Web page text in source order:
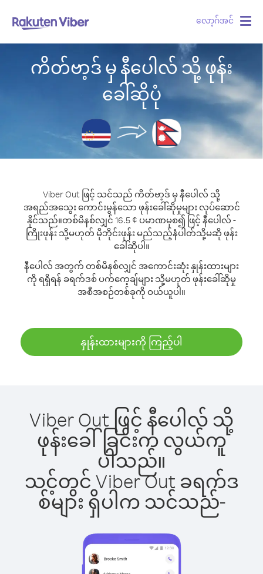
လော့ဂ်အင်
ကိတ်ဗာ့ဒ် မှ နီပေါလ် သို့ ဖုန်း
ခေါ်ဆိုပုံ
Viber Out ဖြင့် သင်သည် ကိတ်ဗာ့ဒ် မှ နီပေါလ် သို့
အရည်အသွေး ကောင်းမွန်သော ဖုန်းခေါ်ဆိုမှုများ လုပ်ဆောင်
နိုင်သည်။တစ်မိနစ်လျှင် 16.5 ¢ ပမာဏမှစ၍ ဖြင့် နီပေါလ် -
ကြိုးဖုန်း သို့မဟုတ် မိုဘိုင်းဖုန်း မည်သည့်နံပါတ်သို့မဆို ဖုန်း
ခေါ်ဆိုပါ။
နီပေါလ် အတွက် တစ်မိနစ်လျှင် အကောင်းဆုံး နှုန်းထားများ
ကို ရရှိရန် ခရက်ဒစ် ပက်ကေ့ချ်များ သို့မဟုတ် ဖုန်းခေါ်ဆိုမှု
အစီအစဉ်တစ်ခုကို ဝယ်ယူပါ။
နှုန်းထားများကို ကြည့်ပါ
Viber Out ဖြင့် နီပေါလ် သို့
ဖုန်းခေါ်ခြင်းက လွယ်ကူ
ပါသည်။
သင့်တွင် Viber Out ခရက်ဒ
စ်များ ရှိပါက သင်သည်-